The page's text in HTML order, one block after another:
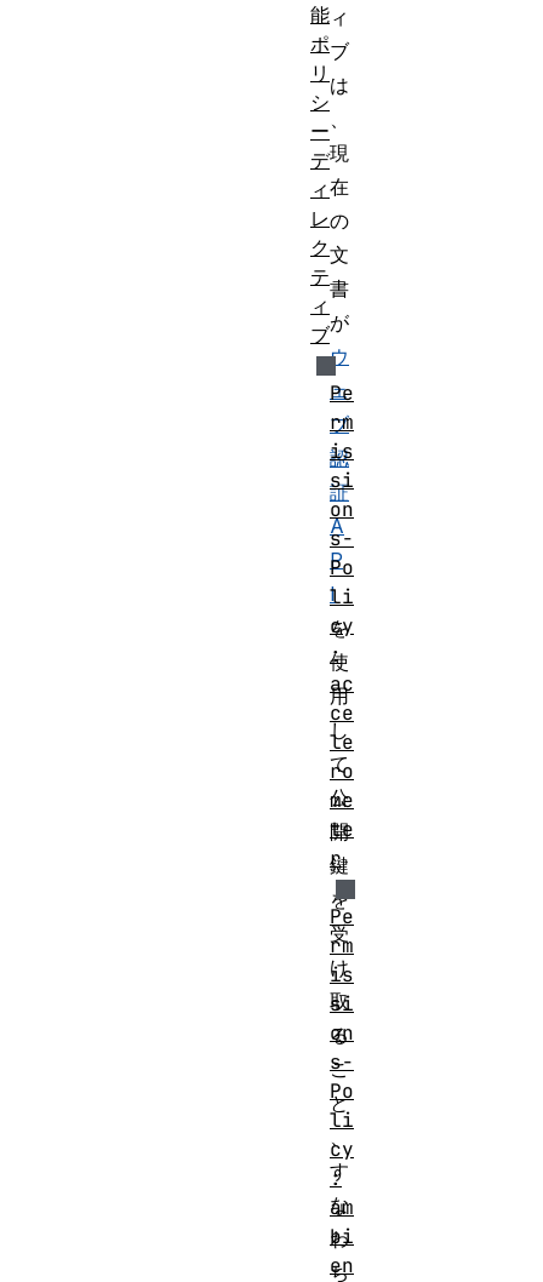
ィ
ブ
は
、
現
在
の
文
書
が
ウ
ェ
ブ
認
証
A
P
I
を
使
用
し
て
公
開
鍵
を
受
け
取
る
こ
と
、
す
な
わ
ち
能
ポ
リ
シ
ー
デ
ィ
レ
ク
テ
ィ
ブ
Pe
rm
is
si
on
s-
Po
li
cy
:
ac
ce
le
ro
me
te
r
Pe
rm
is
si
on
s-
Po
li
cy
:
am
bi
en